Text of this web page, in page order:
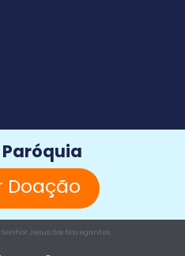
Doação
Jesus dos Navegantes.